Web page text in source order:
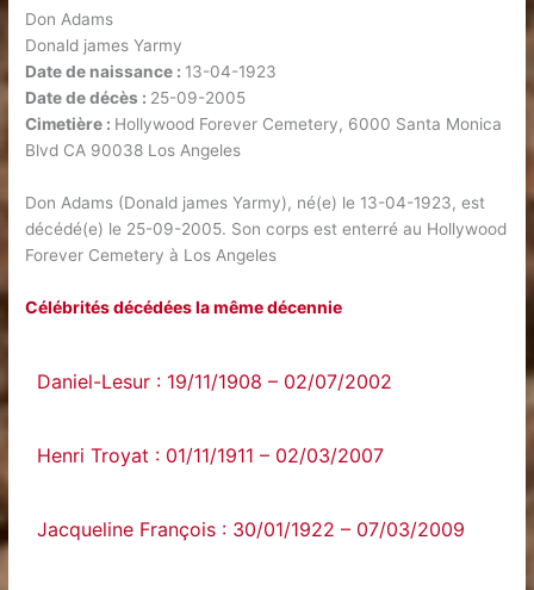
Don Adams
Donald james Yarmy
Date de naissance : 13-04-1923
Date de décès : 25-09-2005
Cimetière : Hollywood Forever Cemetery, 6000 Santa Monica
Blvd CA 90038 Los Angeles
Don Adams (Donald james Yarmy), né(e) le 13-04-1923, est
décédé(e) le 25-09-2005. Son corps est enterré au Hollywood
Forever Cemetery à Los Angeles
Célébrités décédées la même décennie
Daniel-Lesur : 19/11/1908 – 02/07/2002
Henri Troyat : 01/11/1911 – 02/03/2007
Jacqueline François : 30/01/1922 – 07/03/2009